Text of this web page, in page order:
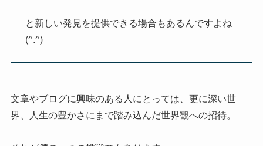
と新しい発見を提供できる場合もあるんですよね
(^.^)
文章やブログに興味のある人にとっては、更に深い世
界、人生の豊かさにまで踏み込んだ世界観への招待。